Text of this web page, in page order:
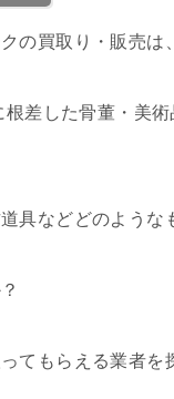
の買取り・販売は
差した骨董・美
具などどのような
てもらえる業者を